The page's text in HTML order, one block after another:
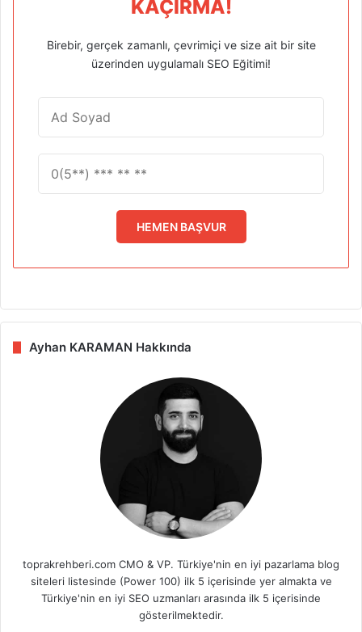
KAÇIRMA!
Birebir, gerçek zamanlı, çevrimiçi ve size ait bir site
üzerinden uygulamalı SEO Eğitimi!
HEMEN BAŞVUR
Ayhan KARAMAN Hakkında
toprakrehberi.com CMO & VP. Türkiye'nin en iyi pazarlama blog
siteleri listesinde (Power 100) ilk 5 içerisinde yer almakta ve
Türkiye'nin en iyi SEO uzmanları arasında ilk 5 içerisinde
gösterilmektedir.